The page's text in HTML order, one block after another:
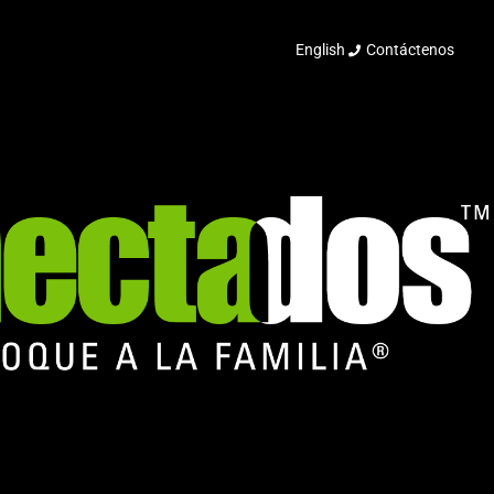
English Contáctenos